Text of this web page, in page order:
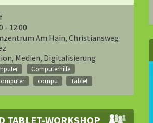
- 12:00
Am Hain, Christiansweg
Medien, Digitalisierung
Computerhilfe
compu Tablet
TABLET-WORKSHOP